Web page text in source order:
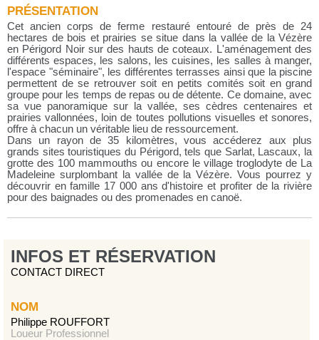
PRÉSENTATION
Cet ancien corps de ferme restauré entouré de près de 24
hectares de bois et prairies se situe dans la vallée de la Vézère
en Périgord Noir sur des hauts de coteaux. L'aménagement des
différents espaces, les salons, les cuisines, les salles à manger,
l'espace "séminaire", les différentes terrasses ainsi que la piscine
permettent de se retrouver soit en petits comités soit en grand
groupe pour les temps de repas ou de détente. Ce domaine, avec
sa vue panoramique sur la vallée, ses cèdres centenaires et
prairies vallonnées, loin de toutes pollutions visuelles et sonores,
offre à chacun un véritable lieu de ressourcement.
Dans un rayon de 35 kilomètres, vous accéderez aux plus
grands sites touristiques du Périgord, tels que Sarlat, Lascaux, la
grotte des 100 mammouths ou encore le village troglodyte de La
Madeleine surplombant la vallée de la Vézère. Vous pourrez y
découvrir en famille 17 000 ans d'histoire et profiter de la rivière
pour des baignades ou des promenades en canoë.
INFOS ET RÉSERVATION
CONTACT DIRECT
NOM
Philippe ROUFFORT
Loueur Professionnel